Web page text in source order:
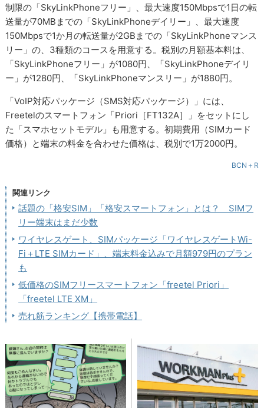
制限の「SkyLinkPhoneフリー」、最大速度150Mbpsで1日の転
送量が70MBまでの「SkyLinkPhoneデイリー」、最大速度
150Mbpsで1か月の転送量が2GBまでの「SkyLinkPhoneマンス
リー」の、3種類のコースを用意する。税別の月額基本料は、
「SkyLinkPhoneフリー」が1080円、「SkyLinkPhoneデイリ
ー」が1280円、「SkyLinkPhoneマンスリー」が1880円。
「VoIP対応パッケージ（SMS対応パッケージ）」には、
Freetelのスマートフォン「Priori［FT132A］」をセットにし
た「スマホセットモデル」も用意する。初期費用（SIMカード
価格）と端末の料金を合わせた価格は、税別で1万2000円。
BCN＋R
関連リンク
話題の「格安SIM」「格安スマートフォン」とは？ SIMフ
リー端末はまだ少数
ワイヤレスゲート、SIMパッケージ「ワイヤレスゲートWi-
Fi＋LTE SIMカード」、端末料金込みで月額979円のプラン
も
低価格のSIMフリースマートフォン「freetel Priori」
「freetel LTE XM」
売れ筋ランキング【携帯電話】